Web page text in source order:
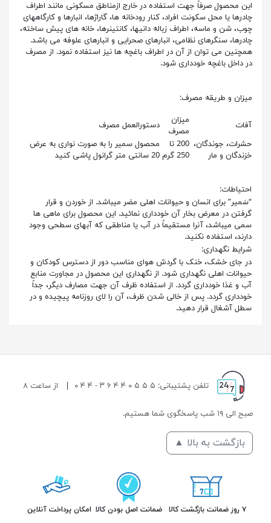
این محصول صرفاً جهت استفاده در خارج ازمناطق مسکونی مانند اطراف
چادرها یا محل سکونت افراد، کنار رودخانه ها، گاراژها، انبارها و کارگاههای
چوب، شن و ماسه، اطراف زباله دانیها، کانتینرها، خانه های پیش ساخته،
چادرها، سنگرهای نظامی، انبارهای صحرایی و انبارهای علوفه می باشد.
همچنین می توان از آن در اطراف باغچه ها نیز استفاده نمود. از مصرف
در داخل باغچه خودداری شود.
میزان و طریقه مصرف:
آفات
میزان
مصرف
دستورالعمل مصرف
حشرات، جوندگان،
خزندگان و مار
200 تا
250 گرم
محصول سمیر را به صورت نواری به عرض
20 سانتی متر گرانول پاشی کنید
احتياطات:
“سَمیر” برای انسان و حيوانات اهلی مضر ميباشد. از خوردن و قرار
گرفتن در معرض بخار آن خودداری نمائيد. اين محصول برای ماهی ها
سمی ميباشد، آنرا مستقيماً در آب يا مناطقی که آبهای سطحی وجود
دارند، استفاده نکنيد.
شرایط نگهداری:
در جای خشک، خنک با گردش هوای مناسب دور از دسترس کودکان و
حيوانات اهلی نگهداری شود. از نگهداری اين محصول در مجاورت منابع
آب و غذا خودداری گردد. از استفاده ظرف آن جهت مصارف ديگر، جداً
خودداری گردد. پس از خالی شدن ظرف، آن را لای روزنامه پيچيده و در
سطل آشغال قرار دهيد.
تلفن پشتیبانی: ۵ ۵ ۵ ۰ ۴ ۴ ۶ ۳ - ۴ ۴ ۰ از ساعت ۸
صبح الی ۱۹ شب پاسخگوی شما هستیم.
بازگشت به بالا ▲
۷ روز ضمانت بازگشت کالا ضمانت اصل بودن کالا امکان پرداخت آنلاین